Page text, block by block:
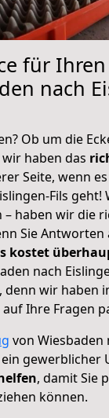
für
nach
Ob um die
haben das
Seite, wenn
Fils geht!
haben wir die
Sie
kostet
nach
denn wir haben
Ihre Fragen
von Wiesbaden
gewerblicher
, damit Sie
können.